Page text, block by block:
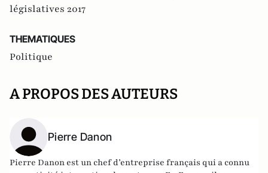
législatives 2017
THEMATIQUES
Politique
A PROPOS DES AUTEURS
Pierre Danon
Pierre Danon est un chef d’entreprise français qui a connu